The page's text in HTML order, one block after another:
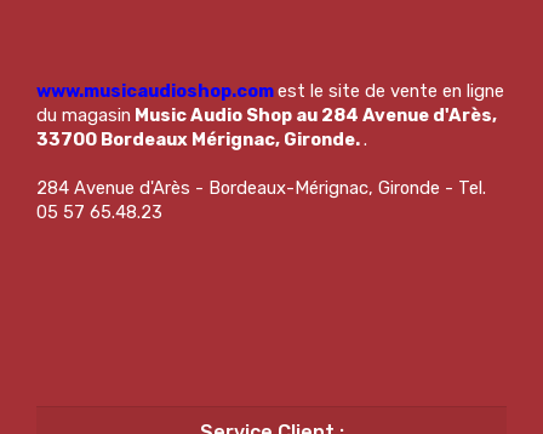
www.musicaudioshop.comest le site de vente en ligne
du magasin Music Audio Shop au 284 Avenue d'Arès,
33700 Bordeaux Mérignac, Gironde..
284 Avenue d'Arès - Bordeaux-Mérignac, Gironde - Tel.
05 57 65.48.23